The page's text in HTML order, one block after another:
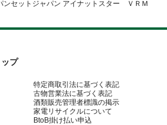
ンセットジャパン アイナットスター ＶＲＭ
プ
特定商取引法に基づく表記
古物営業法に基づく表記
酒類販売管理者標識の掲示
家電リサイクルについて
BtoB掛け払い申込